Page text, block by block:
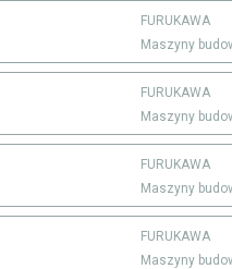
FURUKAWA
Maszyny
FURUKAWA
Maszyny
FURUKAWA
Maszyny
FURUKAWA
Maszyny